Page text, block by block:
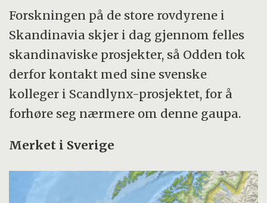
Forskningen på de store rovdyrene i
Skandinavia skjer i dag gjennom felles
skandinaviske prosjekter, så Odden tok
derfor kontakt med sine svenske
kolleger i Scandlynx-prosjektet, for å
forhøre seg nærmere om denne gaupa.
Merket i Sverige